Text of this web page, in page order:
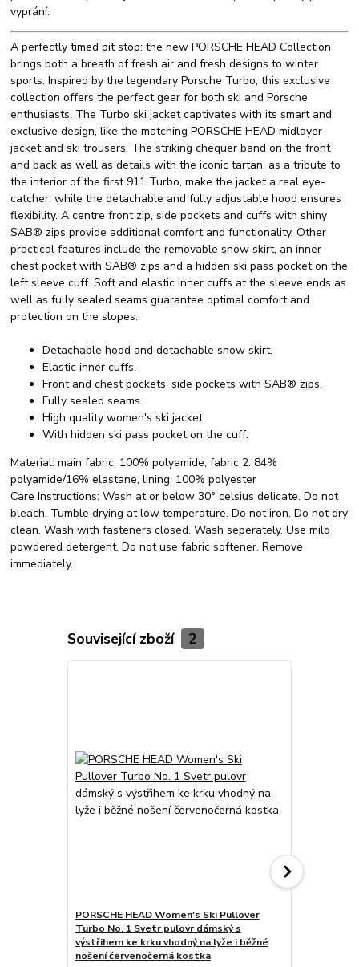
vyprání.
A perfectly timed pit stop: the new PORSCHE HEAD Collection
brings both a breath of fresh air and fresh designs to winter
sports. Inspired by the legendary Porsche Turbo, this exclusive
collection offers the perfect gear for both ski and Porsche
enthusiasts. The Turbo ski jacket captivates with its smart and
exclusive design, like the matching PORSCHE HEAD midlayer
jacket and ski trousers. The striking chequer band on the front
and back as well as details with the iconic tartan, as a tribute to
the interior of the first 911 Turbo, make the jacket a real eye-
catcher, while the detachable and fully adjustable hood ensures
flexibility. A centre front zip, side pockets and cuffs with shiny
SAB® zips provide additional comfort and functionality. Other
practical features include the removable snow skirt, an inner
chest pocket with SAB® zips and a hidden ski pass pocket on the
left sleeve cuff. Soft and elastic inner cuffs at the sleeve ends as
well as fully sealed seams guarantee optimal comfort and
protection on the slopes.
Detachable hood and detachable snow skirt.
Elastic inner cuffs.
Front and chest pockets, side pockets with SAB® zips.
Fully sealed seams.
High quality women's ski jacket.
With hidden ski pass pocket on the cuff.
Material:main fabric: 100% polyamide, fabric 2: 84%
polyamide/16% elastane, lining: 100% polyester
Care Instructions:Wash at or below 30° celsius delicate. Do not
bleach. Tumble drying at low temperature. Do not iron. Do not dry
clean. Wash with fasteners closed. Wash seperately. Use mild
powdered detergent. Do not use fabric softener. Remove
immediately.
Související zboží 2
PORSCHE HEAD Women's Ski Pullover
Turbo No. 1 Svetr pulovr dámský s
výstřihem ke krku vhodný na lyže i běžné
nošení červenočerná kostka